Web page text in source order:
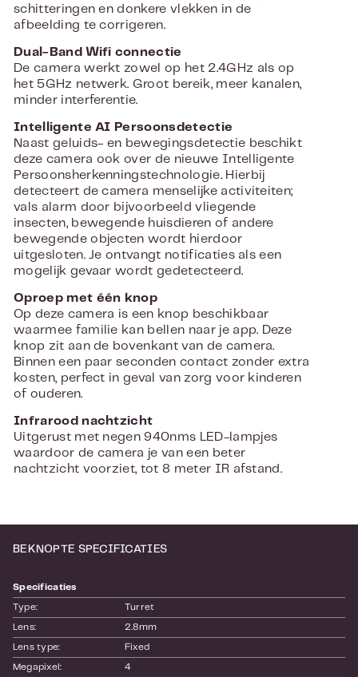
schitteringen en donkere vlekken in de
afbeelding te corrigeren.
Dual-Band Wifi connectie
De camera werkt zowel op het 2.4GHz als op
het 5GHz netwerk. Groot bereik, meer kanalen,
minder interferentie.
Intelligente AI Persoonsdetectie
Naast geluids- en bewegingsdetectie beschikt
deze camera ook over de nieuwe Intelligente
Persoonsherkenningstechnologie. Hierbij
detecteert de camera menselijke activiteiten;
vals alarm door bijvoorbeeld vliegende
insecten, bewegende huisdieren of andere
bewegende objecten wordt hierdoor
uitgesloten. Je ontvangt notificaties als een
mogelijk gevaar wordt gedetecteerd.
Oproep met één knop
Op deze camera is een knop beschikbaar
waarmee familie kan bellen naar je app. Deze
knop zit aan de bovenkant van de camera.
Binnen een paar seconden contact zonder extra
kosten, perfect in geval van zorg voor kinderen
of ouderen.
Infrarood nachtzicht
Uitgerust met negen 940nms LED-lampjes
waardoor de camera je van een beter
nachtzicht voorziet, tot 8 meter IR afstand.
BEKNOPTE SPECIFICATIES
Specificaties
Type: Turret
Lens: 2.8mm
Lens type: Fixed
Megapixel: 4